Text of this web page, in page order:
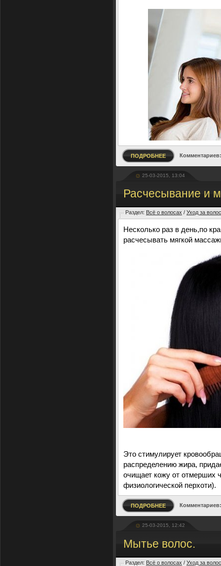
ПОДРОБНЕЕ
25-03-2015, 13:04
Расчесывание и
Раздел: Всё о волосах / Уход за
Несколько раз в день,по
расчесывать мягкой
Это стимулирует
распределению жира,
очищает кожу от отмерших
физиологической перхоти).
ПОДРОБНЕЕ
25-03-2015, 12:42
Мытье волос.
Раздел: Всё о волосах / Уход за